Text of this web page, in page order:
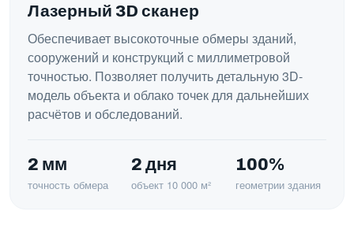
Лазерный 3D сканер
Обеспечивает высокоточные обмеры зданий,
сооружений и конструкций с миллиметровой
точностью. Позволяет получить детальную 3D-
модель объекта и облако точек для дальнейших
расчётов и обследований.
2 мм
точность обмера
2 дня
объект 10 000 м²
100%
геометрии здания